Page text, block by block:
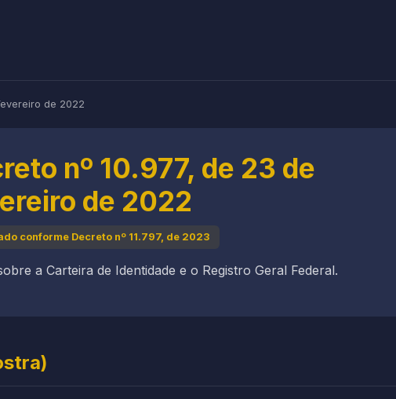
de 2022
nº 10.977, de 23 de
de 2022
conforme Decreto nº 11.797, de 2023
a Carteira de Identidade e o Registro Geral Federal.